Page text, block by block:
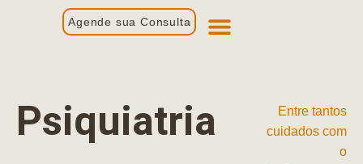
Agende sua Consulta
Psiquiatria
Entre tantos
cuidados com
o